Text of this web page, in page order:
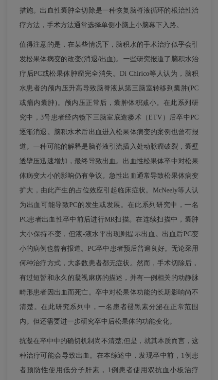
措施。出血性囊肿全切除是一种恢复脑脊液循环的根治性治
疗方法，手术方法通常选择单侧小脑上小脑幕下入路。
值得注意的是，在某些情况下，脑积水的手术治疗似乎会引
发松果体病变的改变(消退/出血)。一些研究报道了脑积水治
疗后PC或松果体肿瘤完全消失。Di Chirico等人认为，脑积
水患者的颅内压升高导致脑脊液从第三脑室转移到囊肿(PC
或瘤内囊肿)。颅内压正常后，囊肿体积减小。在此系列研
究中，3号患者经内镜下三脑室底造瘘术（ETV）后卒中PC
逐渐消退。脑积水术后出血进入松果体病变的案例也曾有报
道。一种可能的解释是脑脊液引流插入处动脉瘤破裂，囊壁
透壁压迅速增加，最终导致出血。出血性松果体卒中对松果
体病变大小的影响仍有争议。急性出血通常导致松果体病变
扩大，由此产生的占位效应引起临床症状。McNeely等人认
为出血可能导致PC的发生或发展。在此系列研究中，一名
PC患者出血性卒中前后进行MR扫描。在连续扫描中，囊肿
大小保持不变，但液-液水平出现则提示出血。出血后PC变
小的病例也曾有报道。PC卒中患者预后普遍良好。无论采用
何种治疗方式，大多数患者都无症状。然而，手术切除后，
有过短暂和永久的凝视麻痹的描述，并有一例相关的动静脉
畸形患者因出血而死亡。卒中对松果体功能的长期影响尚不
清楚。在此研究系列中，一名患者褪黑素分泌在正常范围
内。但还需要进一步研究卒中后松果体的功能变化。
抗凝在卒中中的确切机制尚不清楚;但是，就其本质而言，这
种治疗可能会导致出血。在本综述中，发现卒中前，1例患
者预防性使用低分子肝素，1例患者使用双抗血小板治疗